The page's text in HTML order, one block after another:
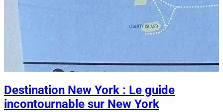
Destination New York : Le guide
incontournable sur New York